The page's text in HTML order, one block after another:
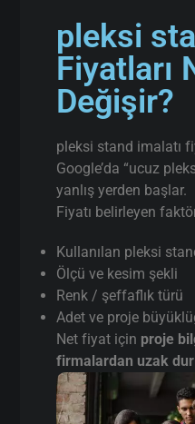
pleksi
Fiyatları
Değişir?
pleksi stand imalatı
Google’da “ucuz
yanlış yerden başlar.
Fiyatı belirleyen
Kullanılan pleksi
Ölçü ve kesim şekli
Renk / şeffaflık türü
Adet ve proje
Net fiyat için proje
firmalardan uzak dur